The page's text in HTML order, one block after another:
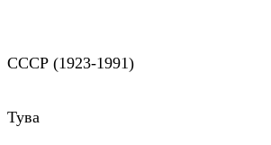
СССР (1923-1991)
Тува